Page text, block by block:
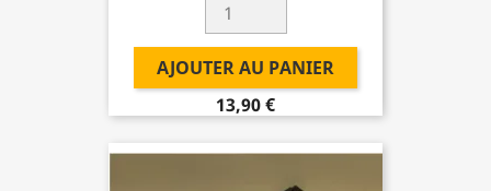
AJOUTER AU PANIER
13,90 €